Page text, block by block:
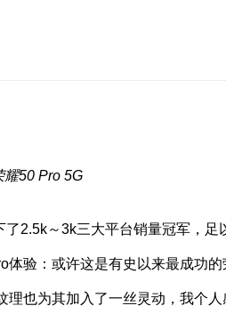
耀50 Pro 5G
2.5k～3k三大平台销量冠军，足
也为其加入了一丝灵动，我个